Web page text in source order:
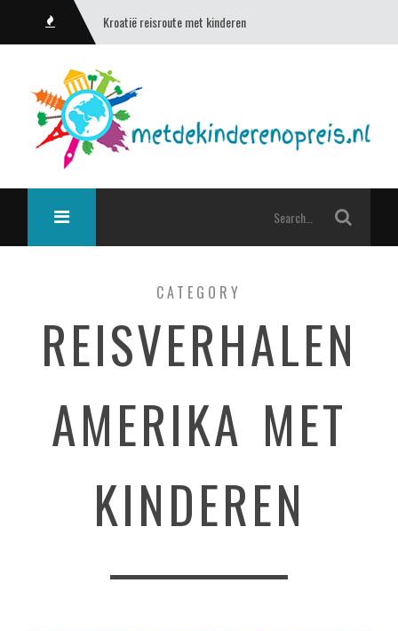
Kroatië reisroute met kinderen
CATEGORY
REISVERHALEN
AMERIKA MET
KINDEREN